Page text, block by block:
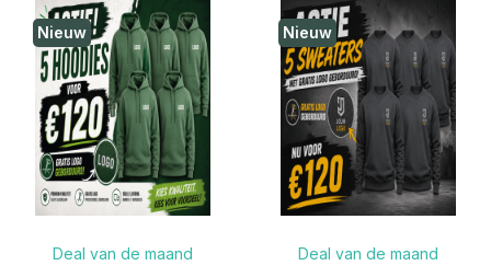
Nieuw
Deal van de maand
Nieuw
Deal van de maand